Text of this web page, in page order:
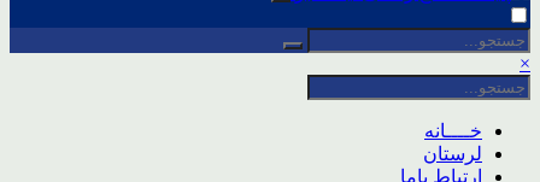
×
خــــانه
لرستان
ارتباط باما